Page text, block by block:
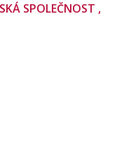
SPOLEČNOST ,